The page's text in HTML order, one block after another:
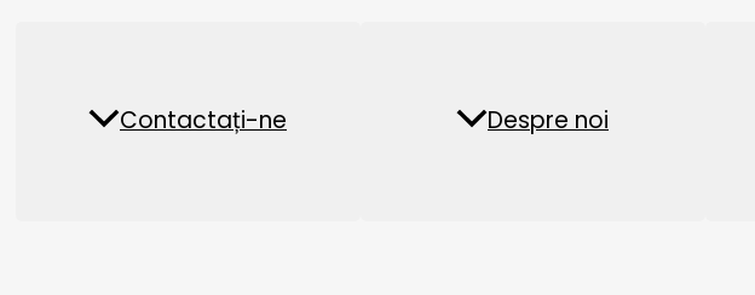
pentru
Fabrica de peleți din
biomasă
Instalație de
furaje acvatice
Noutăți Întrebări frecvente
Contactați-ne Despre noi